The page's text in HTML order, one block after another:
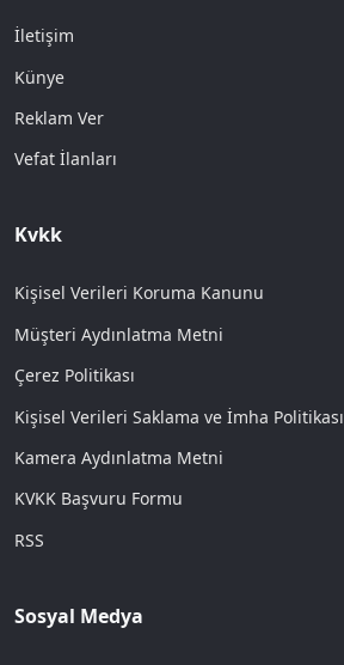
İletişim
Künye
Reklam Ver
Vefat İlanları
Kvkk
Kişisel Verileri Koruma Kanunu
Müşteri Aydınlatma Metni
Çerez Politikası
Kişisel Verileri Saklama ve İmha Politikası
Kamera Aydınlatma Metni
KVKK Başvuru Formu
RSS
Sosyal Medya